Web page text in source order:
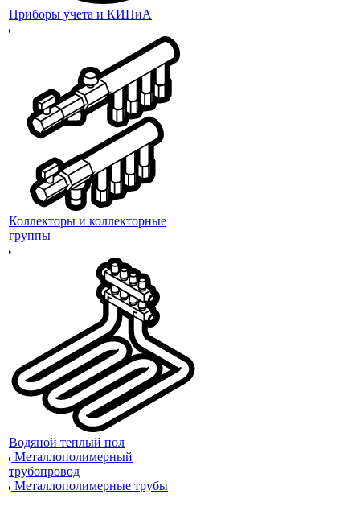
Приборы учета и КИПиА
Коллекторы и коллекторные
группы
Водяной теплый пол
Металлополимерный
трубопровод
Металлополимерные трубы